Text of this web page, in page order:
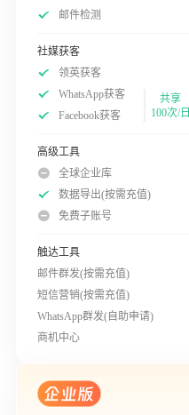
邮件检测
社媒获客
领英获客
WhatsApp获客
Facebook获客
共享
100次/日
高级工具
全球企业库
数据导出(按需充值)
免费子账号
触达工具
邮件群发(按需充值)
短信营销(按需充值)
WhatsApp群发(自助申请)
商机中心